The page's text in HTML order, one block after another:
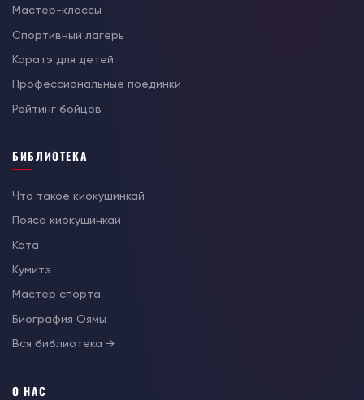
Мастер-классы
Спортивный лагерь
Каратэ для детей
Профессиональные поединки
Рейтинг бойцов
БИБЛИОТЕКА
Что такое киокушинкай
Пояса киокушинкай
Ката
Кумитэ
Мастер спорта
Биография Оямы
Вся библиотека →
О НАС